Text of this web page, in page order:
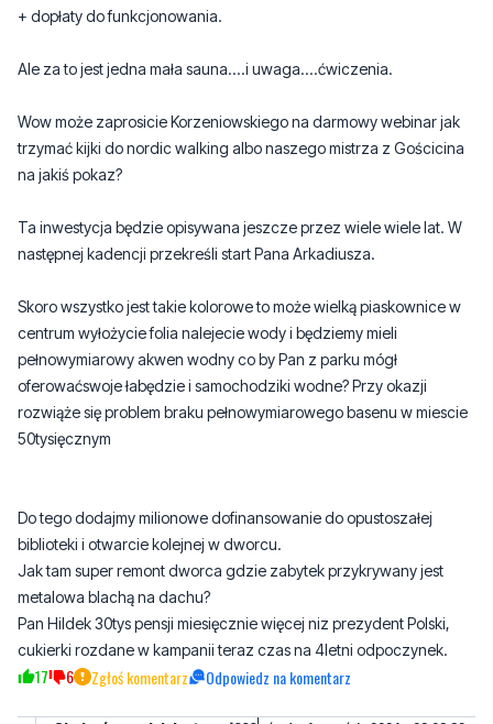
trzymać kijki do nordic walking albo naszego mistrza z Gościcina
Ta inwestycja będzie opisywana jeszcze przez wiele wiele lat. W
następnej kadencji przekreśli start Pana Arkadiusza.
Skoro wszystko jest takie kolorowe to może wielką piaskownice w
centrum wyłożycie folia nalejecie wody i będziemy mieli
oferowaćswoje łabędzie i samochodziki wodne? Przy okazji
rozwiąże się problem braku pełnowymiarowego basenu w miescie
50tysięcznym
Do tego dodajmy milionowe dofinansowanie do opustoszałej
metalowa blachą na dachu?
Pan Hildek 30tys pensji miesięcznie więcej niz prezydent Polski,
cukierki rozdane w kampanii teraz czas na 4letni odpoczynek.
17 6 Zgłoś komentarz Odpowiedz na komentarz
Obnizać ceny jak jest upał??? środa, 4 września 2024 - 23:03:32
Pogięło?! Tam są tłumy jak jest upał.